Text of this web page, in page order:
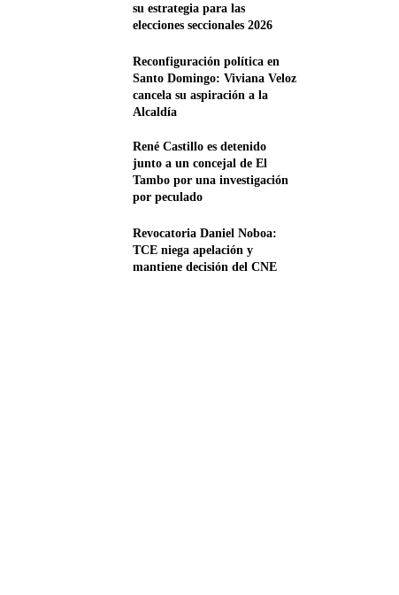
su estrategia para las
elecciones seccionales 2026
Reconfiguración política en
Santo Domingo: Viviana Veloz
cancela su aspiración a la
Alcaldía
René Castillo es detenido
junto a un concejal de El
Tambo por una investigación
por peculado
Revocatoria Daniel Noboa:
TCE niega apelación y
mantiene decisión del CNE